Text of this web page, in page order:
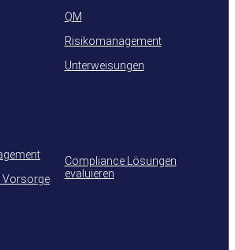
QM
Risikomanagement
Unterweisungen
Vorsorge
Compliance Lösungen
evaluieren